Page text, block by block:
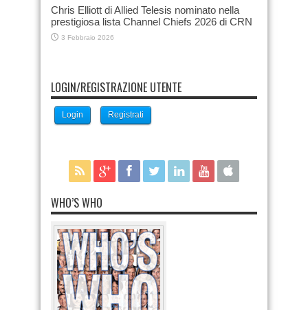
Chris Elliott di Allied Telesis nominato nella
prestigiosa lista Channel Chiefs 2026 di CRN
3 Febbraio 2026
LOGIN/REGISTRAZIONE UTENTE
Login Registrati
WHO’S WHO